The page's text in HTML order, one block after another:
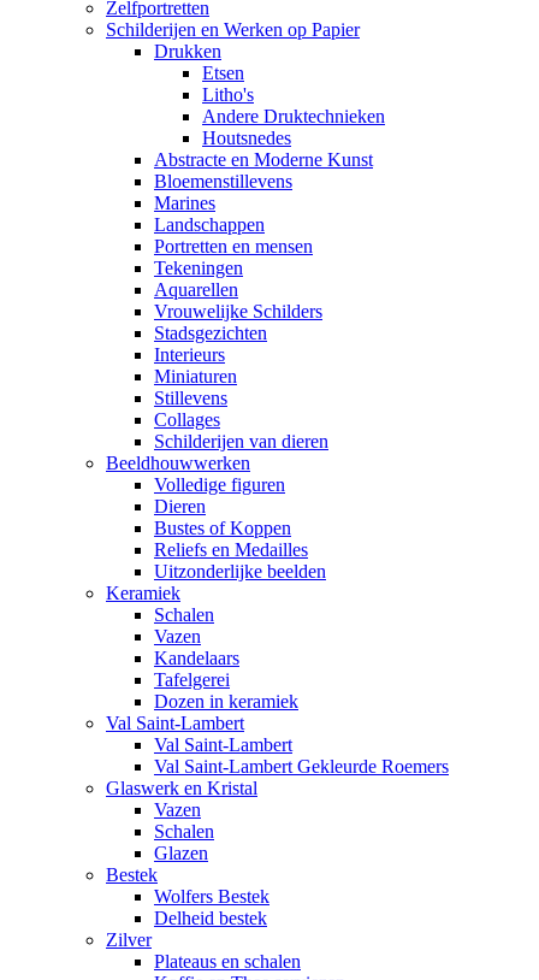
Zelfportretten
Schilderijen en Werken op Papier
Drukken
Etsen
Litho's
Andere Druktechnieken
Houtsnedes
Abstracte en Moderne Kunst
Bloemenstillevens
Marines
Landschappen
Portretten en mensen
Tekeningen
Aquarellen
Vrouwelijke Schilders
Stadsgezichten
Interieurs
Miniaturen
Stillevens
Collages
Schilderijen van dieren
Beeldhouwwerken
Volledige figuren
Dieren
Bustes of Koppen
Reliefs en Medailles
Uitzonderlijke beelden
Keramiek
Schalen
Vazen
Kandelaars
Tafelgerei
Dozen in keramiek
Val Saint-Lambert
Val Saint-Lambert
Val Saint-Lambert Gekleurde Roemers
Glaswerk en Kristal
Vazen
Schalen
Glazen
Bestek
Wolfers Bestek
Delheid bestek
Zilver
Plateaus en schalen